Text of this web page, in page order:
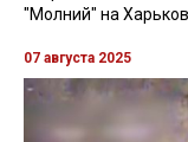
"Молний" на
07 августа 2025